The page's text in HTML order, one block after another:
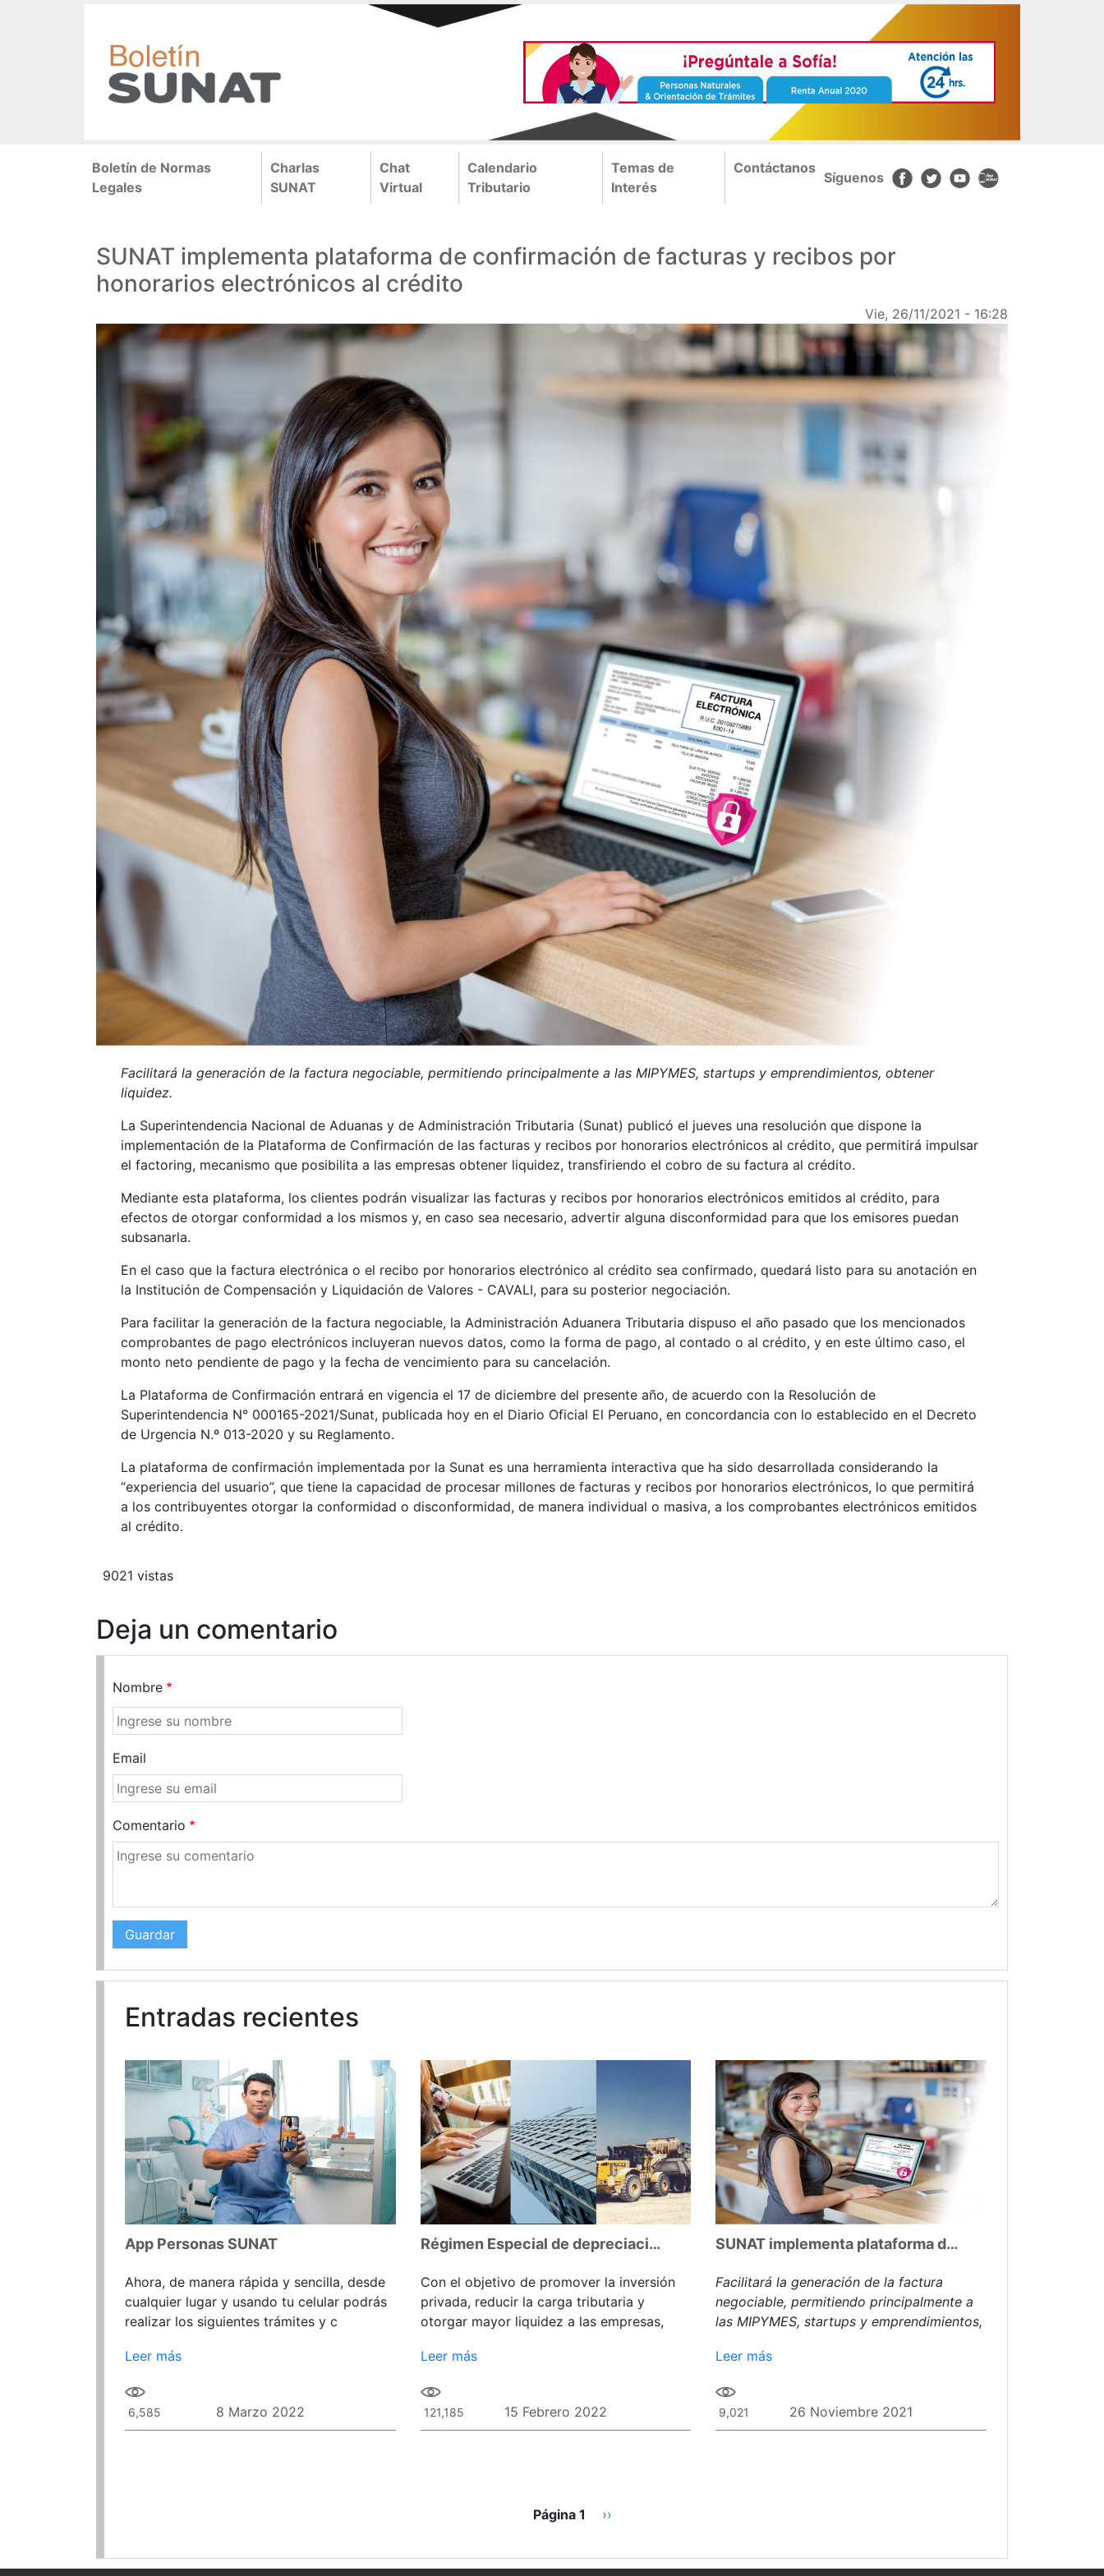
Navegación
principal
Boletín de Normas
Legales
Charlas
SUNAT
Chat
Virtual
Calendario
Tributario
Temas de
Interés
Contáctanos
Síguenos
SUNAT implementa plataforma de confirmación de facturas y recibos por
honorarios electrónicos al crédito
Vie, 26/11/2021 - 16:28
Facilitará la generación de la factura negociable, permitiendo principalmente a las MIPYMES, startups y emprendimientos, obtener
liquidez.
La Superintendencia Nacional de Aduanas y de Administración Tributaria (Sunat) publicó el jueves una resolución que dispone la
implementación de la Plataforma de Confirmación de las facturas y recibos por honorarios electrónicos al crédito, que permitirá impulsar
el factoring, mecanismo que posibilita a las empresas obtener liquidez, transfiriendo el cobro de su factura al crédito.
Mediante esta plataforma, los clientes podrán visualizar las facturas y recibos por honorarios electrónicos emitidos al crédito, para
efectos de otorgar conformidad a los mismos y, en caso sea necesario, advertir alguna disconformidad para que los emisores puedan
subsanarla.
En el caso que la factura electrónica o el recibo por honorarios electrónico al crédito sea confirmado, quedará listo para su anotación en
la Institución de Compensación y Liquidación de Valores - CAVALI, para su posterior negociación.
Para facilitar la generación de la factura negociable, la Administración Aduanera Tributaria dispuso el año pasado que los mencionados
comprobantes de pago electrónicos incluyeran nuevos datos, como la forma de pago, al contado o al crédito, y en este último caso, el
monto neto pendiente de pago y la fecha de vencimiento para su cancelación.
La Plataforma de Confirmación entrará en vigencia el 17 de diciembre del presente año, de acuerdo con la Resolución de
Superintendencia N° 000165-2021/Sunat, publicada hoy en el Diario Oficial El Peruano, en concordancia con lo establecido en el Decreto
de Urgencia N.º 013-2020 y su Reglamento.
La plataforma de confirmación implementada por la Sunat es una herramienta interactiva que ha sido desarrollada considerando la
“experiencia del usuario”, que tiene la capacidad de procesar millones de facturas y recibos por honorarios electrónicos, lo que permitirá
a los contribuyentes otorgar la conformidad o disconformidad, de manera individual o masiva, a los comprobantes electrónicos emitidos
al crédito.
9021 vistas
Deja un comentario
Nombre
Email
Comentario
Entradas recientes
App Personas SUNAT
Ahora, de manera rápida y sencilla, desde
cualquier lugar y usando tu celular podrás
realizar los siguientes trámites y c
Leer más
6,585 8 Marzo 2022
Régimen Especial de depreciación y modificación de plazos de depreciación
Con el objetivo de promover la inversión
privada, reducir la carga tributaria y
otorgar mayor liquidez a las empresas,
Leer más
121,185 15 Febrero 2022
SUNAT implementa plataforma de confirmación de facturas y recibos por honorarios electrónicos al crédito
Facilitará la generación de la factura
negociable, permitiendo principalmente a
las MIPYMES, startups y emprendimientos,
Leer más
9,021 26 Noviembre 2021
Página 1
Siguiente
››